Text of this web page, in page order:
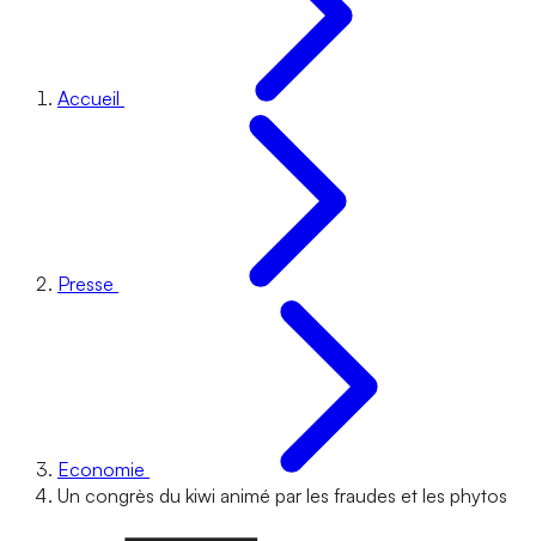
Accueil
Presse
Economie
Un congrès du kiwi animé par les fraudes et les phytos